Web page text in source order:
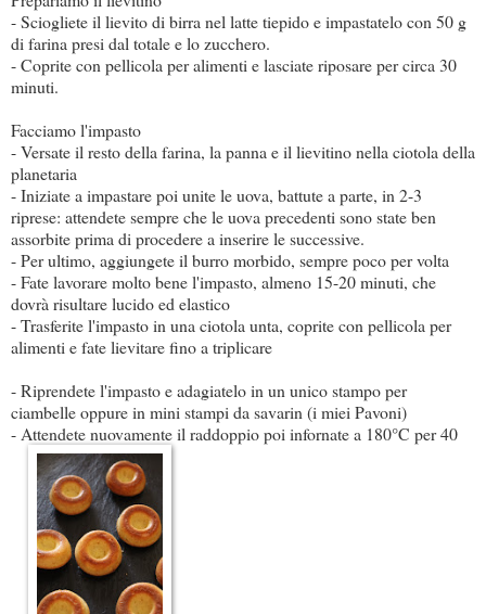
- Sciogliete il lievito di birra nel latte tiepido e impastatelo con 50 g
di farina presi dal totale e lo zucchero.
- Coprite con pellicola per alimenti e lasciate riposare per circa 30
minuti.
Facciamo l'impasto
- Versate il resto della farina, la panna e il lievitino nella ciotola della
planetaria
- Iniziate a impastare poi unite le uova, battute a parte, in 2-3
riprese: attendete sempre che le uova precedenti sono state ben
assorbite prima di procedere a inserire le successive.
- Per ultimo, aggiungete il burro morbido, sempre poco per volta
- Fate lavorare molto bene l'impasto, almeno 15-20 minuti, che
dovrà risultare lucido ed elastico
- Trasferite l'impasto in una ciotola unta, coprite con pellicola per
alimenti e fate lievitare fino a triplicare
- Riprendete l'impasto e adagiatelo in un unico stampo per
ciambelle oppure in mini stampi da savarin (i miei Pavoni)
- Attendete nuovamente il raddoppio poi infornate a 180°C per 40